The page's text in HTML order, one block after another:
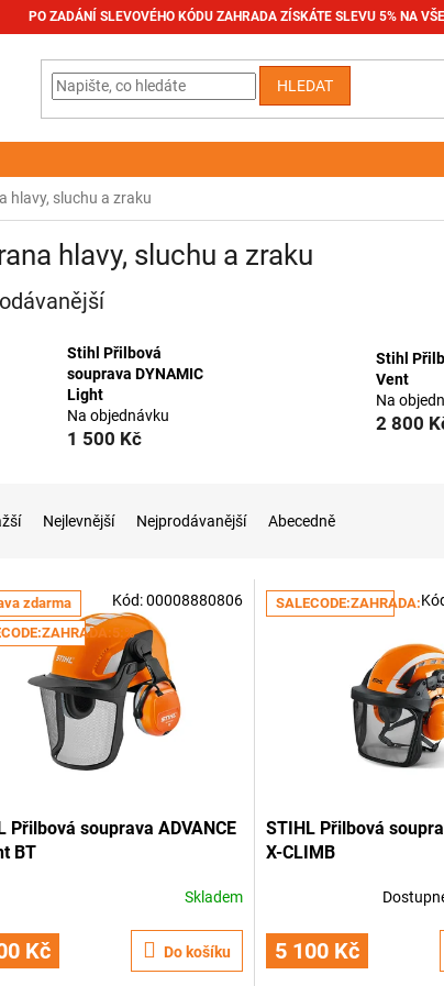
PO ZADÁNÍ SLEVOVÉHO KÓDU ZAHRADA ZÍSKÁTE SLEVU 5% NA VŠE
HLEDAT
hlavy, sluchu a zraku
hlavy, sluchu a zraku
Stihl Přilbová
souprava DYNAMIC
Light
Na objednávku
1 500 Kč
Stihl
Vent
Na
2 800
Nejlevnější Nejprodávanější Abecedně
zdarma
Přilbová souprava ADVANCE
BT
Skladem
Kč Do košíku
Kód:00008880806 SALECODE:ZAHRADA:5:%
STIHL Přilbová
X-CLIMB
5 100 Kč